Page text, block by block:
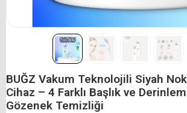
BUĞZ Vakum Teknolojili Siyah
Cihaz – 4 Farklı Başlık ve
Gözenek Temizliği